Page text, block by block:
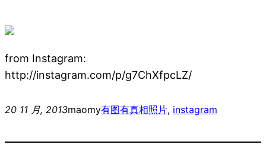
from Instagram:
http://instagram.com/p/g7ChXfpcLZ/
20 11 月, 2013maomy有图有真相照片, instagram